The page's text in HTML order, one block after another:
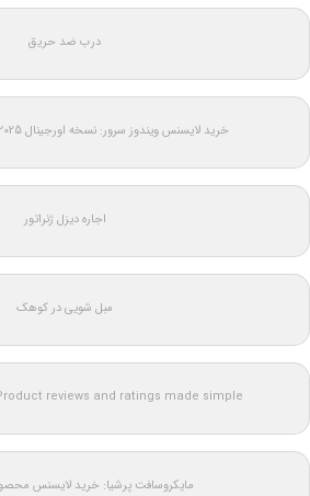
درب ضد حریق
خرید لایسنس ویندوز سرور: نسخه اورجینال Windows Server 2025
اجاره دیزل ژنراتور
مبل شویی در کوهک
reviews and ratings made simple
مایکروسافت پرشیا: خرید لایسنس